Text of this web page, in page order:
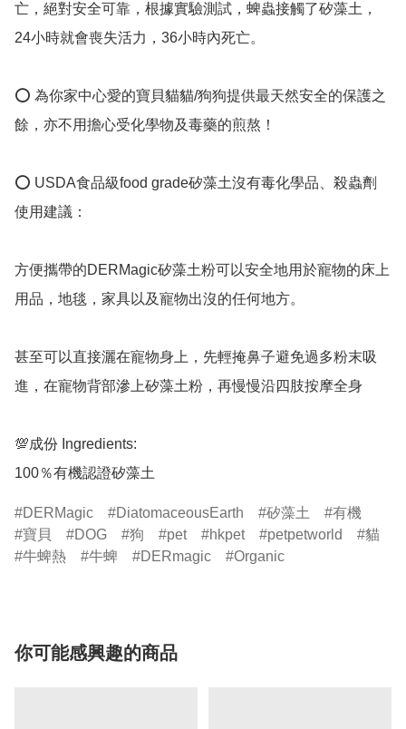
亡，絕對安全可靠，根據實驗測試，蜱蟲接觸了矽藻土，
24小時就會喪失活力，36小時內死亡。
⭕️ 為你家中心愛的寶貝貓貓/狗狗提供最天然安全的保護之
餘，亦不用擔心受化學物及毒藥的煎熬！
⭕️ USDA食品級food grade矽藻土沒有毒化學品、殺蟲劑
使用建議：
方便攜帶的DERMagic矽藻土粉可以安全地用於寵物的床上
用品，地毯，家具以及寵物出沒的任何地方。
甚至可以直接灑在寵物身上，先輕掩鼻子避免過多粉末吸
進，在寵物背部滲上矽藻土粉，再慢慢沿四肢按摩全身
💯成份 Ingredients:
DERMagic DiatomaceousEarth 矽藻土
有機
寶貝
DOG 狗 pet hkpet petpetworld
貓
牛蜱熱
牛蜱 DERmagic Organic
你可能感興趣的商品